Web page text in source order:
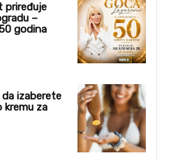
priređuje
–
godina
izaberete
za